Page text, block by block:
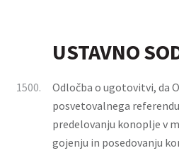
USTAVNO
1500.
Odločba o ugotovitvi, da
posvetovalnega
predelovanju konoplje v
gojenju in posedovanju